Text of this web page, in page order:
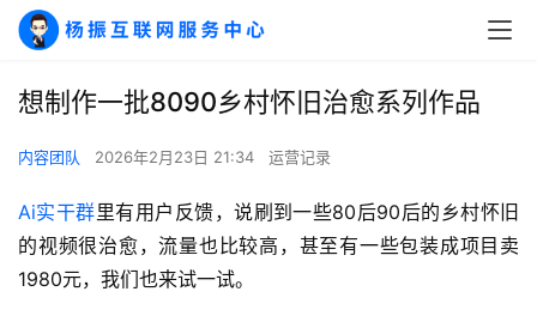
想制作一批8090乡村怀旧治愈系列作品
内容团队 2026年2月23日 21:34 运营记录
Ai实干群里有用户反馈，说刷到一些80后90后的乡村怀旧
的视频很治愈，流量也比较高，甚至有一些包装成项目卖
1980元，我们也来试一试。